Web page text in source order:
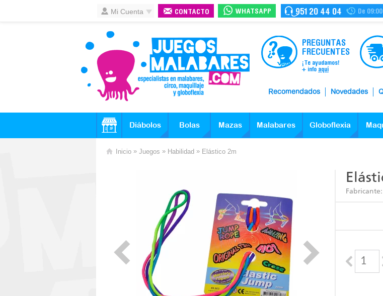
Mi Cuenta CONTACTO WHATSAPP 951 20 44 04 De
PREGUNTAS
FRECUENTES
¡Te ayudamos!
+ info aquí
Recomendados Novedades
Diábolos Bolas Mazas Malabares Globoflexia
Inicio » Juegos » Habilidad » Elástico 2m
Fabricante: